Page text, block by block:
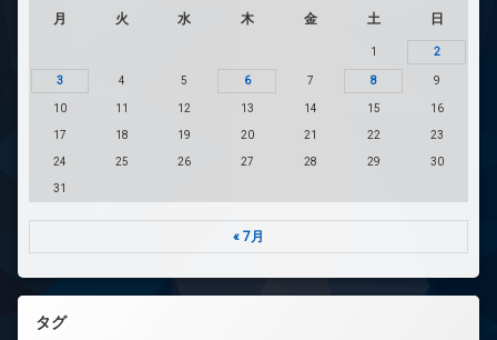
月 火 水 木 金 土 日
1 2
3 4 5 6 7 8 9
10 11 12 13 14 15 16
17 18 19 20 21 22 23
24 25 26 27 28 29 30
31
« 7月
タグ